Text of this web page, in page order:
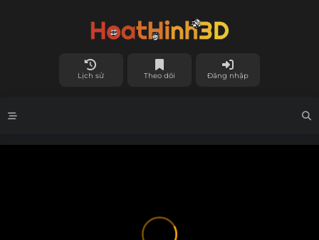
Lịch sử Theo dõi Đăng nhập